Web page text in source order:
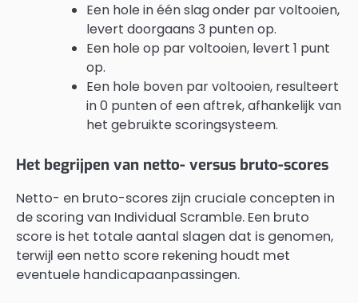
Een hole in één slag onder par voltooien,
levert doorgaans 3 punten op.
Een hole op par voltooien, levert 1 punt
op.
Een hole boven par voltooien, resulteert
in 0 punten of een aftrek, afhankelijk van
het gebruikte scoringsysteem.
Het begrijpen van netto- versus bruto-scores
Netto- en bruto-scores zijn cruciale concepten in
de scoring van Individual Scramble. Een bruto
score is het totale aantal slagen dat is genomen,
terwijl een netto score rekening houdt met
eventuele handicapaanpassingen.